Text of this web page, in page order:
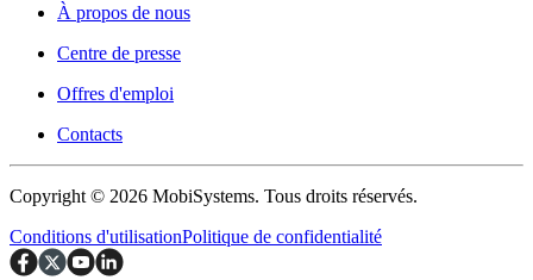
À propos de nous
Centre de presse
Offres d'emploi
Contacts
Copyright © 2026 MobiSystems. Tous droits réservés.
Conditions d'utilisationPolitique de confidentialité